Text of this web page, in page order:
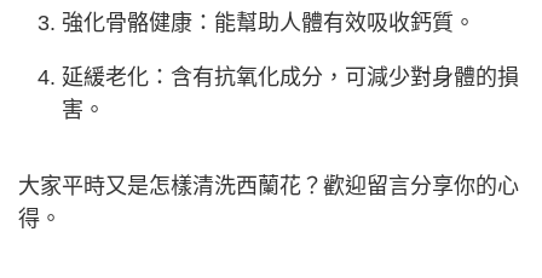
強化骨骼健康：能幫助人體有效吸收鈣質。
延緩老化：含有抗氧化成分，可減少對身體的損
害。
大家平時又是怎樣清洗西蘭花？歡迎留言分享你的心
得。